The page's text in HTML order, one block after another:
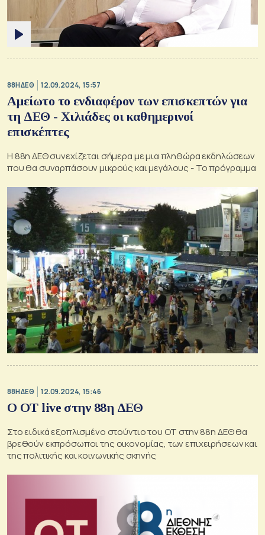
88Η ΔΕΘ 12.09.2024, 15:57
Αμείωτο το ενδιαφέρον των επισκεπτών για
τη ΔΕΘ - Χιλιάδες οι καθημερινοί
επισκέπτες
Η 88η ΔΕΘ συνεχίζεται σήμερα με μια πληθώρα εκδηλώσεων
που θα συναρπάσουν μικρούς και μεγάλους - Το πρόγραμμα
88Η ΔΕΘ 12.09.2024, 15:46
O ΟΤ live στην 88η ΔΕΘ
Στο ειδικά εξοπλισμένο στούντιο του ΟΤ στην 88η ΔΕΘ θα
βρεθούν εκπρόσωποι της οικονομίας, των επιχειρήσεων και
της πολιτικής και κοινωνικής σκηνής